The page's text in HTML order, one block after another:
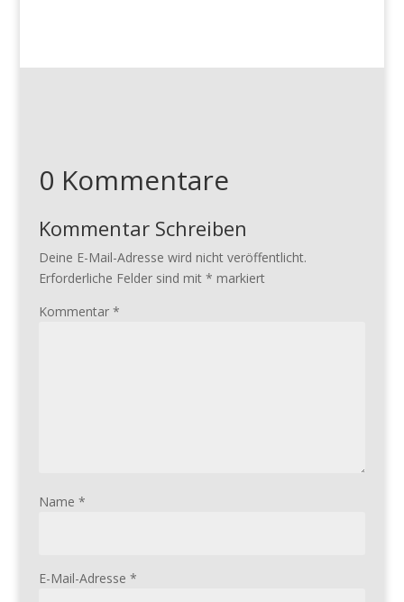
0 Kommentare
Kommentar Schreiben
Deine E-Mail-Adresse wird nicht veröffentlicht.
Erforderliche Felder sind mit * markiert
Kommentar *
Name *
E-Mail-Adresse *